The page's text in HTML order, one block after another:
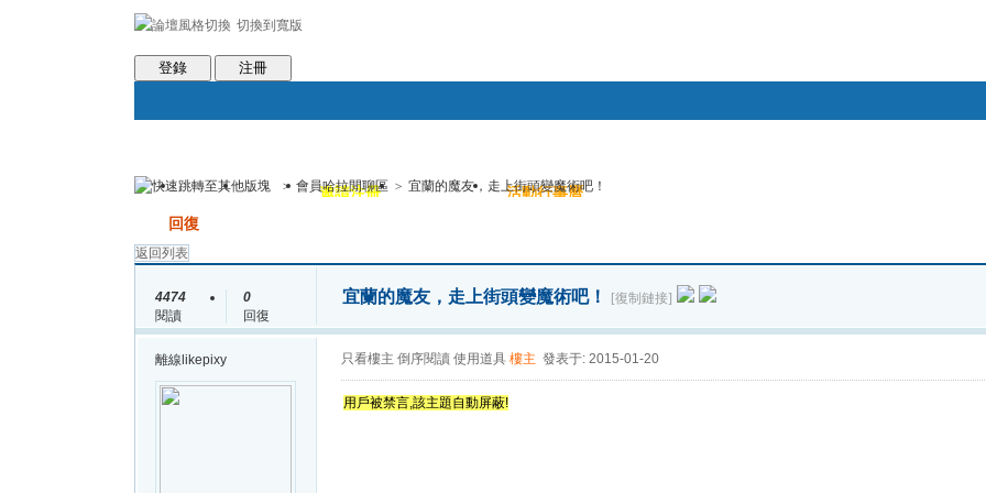
切換到寬版
會員條款 社區服務
登錄 注冊
論壇 圈子 邀請注冊 群組聚合 活動行事曆
> 會員哈拉閒聊區 > 宜蘭的魔友，走上街頭變魔術吧！
回復
返回列表
4474
閱讀
0
回復
宜蘭的魔友，走上街頭變魔術吧！ [復制鏈接]
離線 likepixy 只看樓主 倒序閱讀 使用道具 樓主 發表于: 2015-01-20
用戶被禁言,該主題自動屏蔽!